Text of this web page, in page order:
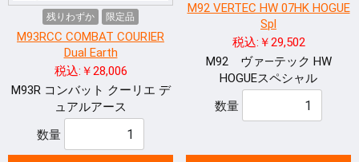
残りわずか 限定品
M93RCC COMBAT COURIER
Dual Earth
税込:￥28,006
M93R コンバット クーリエ デ
ュアルアース
数量
M92 VERTEC HW 07HK HOGUE
Spl
税込:￥29,502
M92 ヴァ―テック HW
HOGUEスペシャル
数量